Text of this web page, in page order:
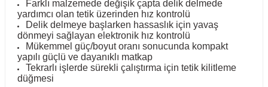
Farklı malzemede değişik çapta delik delmede
yardımcı olan tetik üzerinden hız kontrolü
Delik delmeye başlarken hassaslık için yavaş
dönmeyi sağlayan elektronik hız kontrolü
Mükemmel güç/boyut oranı sonucunda kompakt
yapılı güçlü ve dayanıklı matkap
Tekrarlı işlerde sürekli çalıştırma için tetik kilitleme
düğmesi